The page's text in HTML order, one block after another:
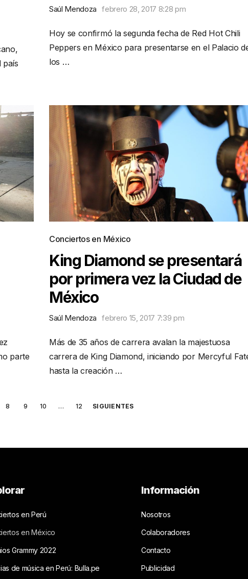
país
Saúl Mendoza febrero 28, 2017 8:28 pm
Hoy se confirmó la segunda fecha de Red Hot Chili
Peppers en México para presentarse en el Palacio
los …
parte
Conciertos en México
King Diamond se presentará
por primera vez la Ciudad de
México
Saúl Mendoza febrero 15, 2017 7:39 pm
Más de 35 años de carrera avalan la majestuosa
carrera de King Diamond, iniciando por Mercyful
hasta la creación …
8 9 10 … 12 SIGUIENTES
en Perú
en México
Grammy 2022
de música en Perú: Bulla.pe
Información
Nosotros
Colaboradores
Contacto
Publicidad